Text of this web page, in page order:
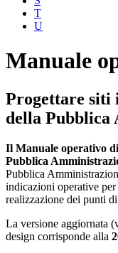
T
U
Manuale
Progettare siti
della Pubblica
Il Manuale operativo
Pubblica
Pubblica
indicazioni operative
realizzazione dei punti
La versione aggiornata
design corrisponde alla